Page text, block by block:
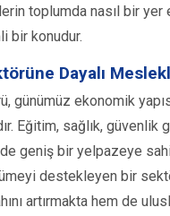
toplumda nasıl bir
bir konudur.
Dayalı
günümüz ekonomik
Eğitim, sağlık,
geniş bir yelpazeye
destekleyen bir
artırmakta hem de